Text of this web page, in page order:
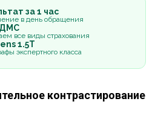
за 1 час
в день обращения
все виды страхования
1.5Т
экспертного класса
контрастирование